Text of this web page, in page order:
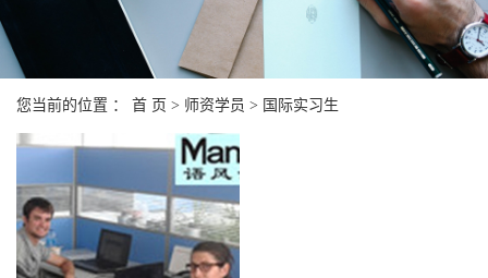
您当前的位置 ： 首 页 > 师资学员 > 国际实习生